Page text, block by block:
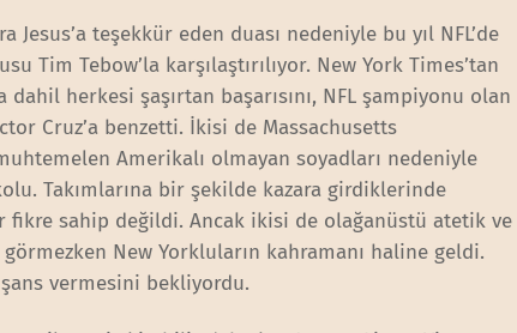
teşekkür eden duası nedeniyle bu yıl NFL’de
Tim Tebow’la karşılaştırılıyor. New York Times’tan
herkesi şaşırtan başarısını, NFL şampiyonu olan
Cruz’a benzetti. İkisi de Massachusetts
Amerikalı olmayan soyadları nedeniyle
Takımlarına bir şekilde kazara girdiklerinde
sahip değildi. Ancak ikisi de olağanüstü atetik ve
New Yorkluların kahramanı haline geldi.
vermesini bekliyordu.